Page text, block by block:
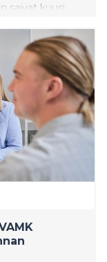
saivat kuusi
hyvinvoinnin ja